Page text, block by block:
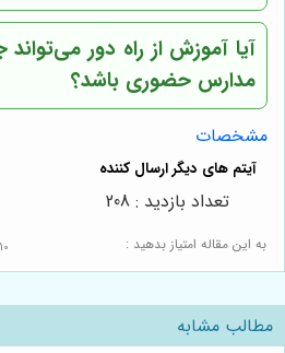
آیا آموزش از راه دور
مدارس حضوری باشد؟
مشخصات
به این مقاله امتیاز بدهید : 10
تعداد بازدید : 208
مطالب مشابه